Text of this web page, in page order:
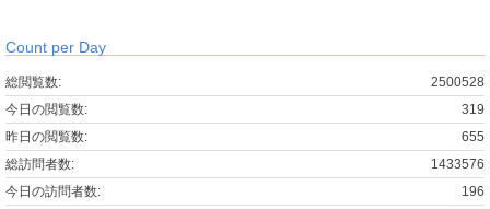
Count per Day
2500528
総閲覧数:
319
今日の閲覧数:
655
昨日の閲覧数:
1433576
総訪問者数:
196
今日の訪問者数: